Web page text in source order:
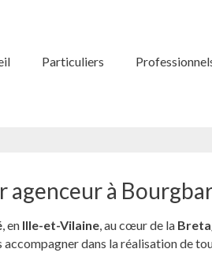
Particuliers
à
, en Ille-et-Vilaine, au cœur de la
dans la réalisation de